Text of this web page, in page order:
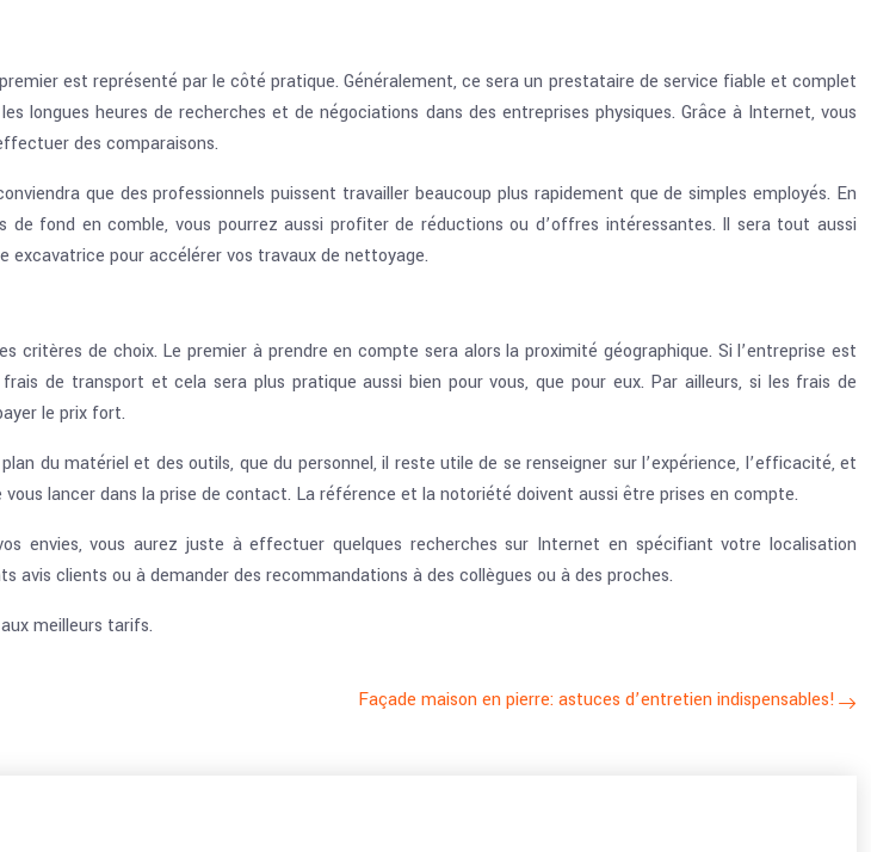
est représenté par le côté pratique. Généralement, ce sera un prestataire de service fiable et complet
heures de recherches et de négociations dans des entreprises physiques. Grâce à Internet, vous
des comparaisons.
que des professionnels puissent travailler beaucoup plus rapidement que de simples employés. En
fond en comble, vous pourrez aussi profiter de réductions ou d’offres intéressantes. Il sera tout aussi
excavatrice pour accélérer vos travaux de nettoyage.
de choix. Le premier à prendre en compte sera alors la proximité géographique. Si l’entreprise est
de transport et cela sera plus pratique aussi bien pour vous, que pour eux. Par ailleurs, si les frais de
le prix fort.
du matériel et des outils, que du personnel, il reste utile de se renseigner sur l’expérience, l’efficacité, et
lancer dans la prise de contact. La référence et la notoriété doivent aussi être prises en compte.
envies, vous aurez juste à effectuer quelques recherches sur Internet en spécifiant votre localisation
avis clients ou à demander des recommandations à des collègues ou à des proches.
meilleurs tarifs.
Façade maison en pierre: astuces d’entretien indispensables!